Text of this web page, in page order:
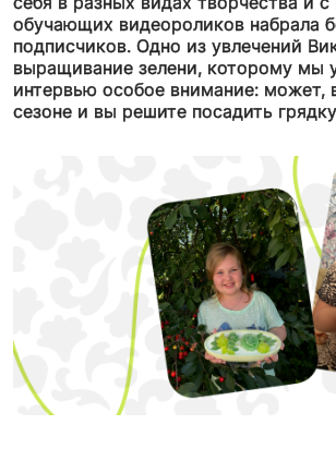
обучающих видеороликов набрала
подписчиков. Одно из увлечений
выращивание зелени, которому мы
интервью особое внимание: может,
сезоне и вы решите посадить